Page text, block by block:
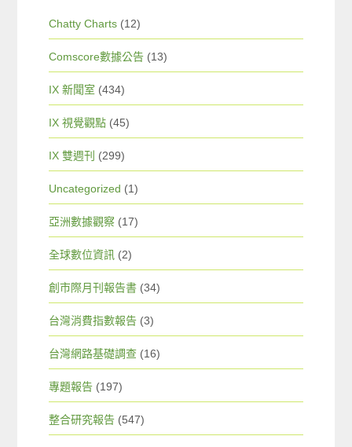
Chatty Charts (12)
Comscore數據公告 (13)
IX 新聞室 (434)
IX 視覺觀點 (45)
IX 雙週刊 (299)
Uncategorized (1)
亞洲數據觀察 (17)
全球數位資訊 (2)
創市際月刊報告書 (34)
台灣消費指數報告 (3)
台灣網路基礎調查 (16)
專題報告 (197)
整合研究報告 (547)